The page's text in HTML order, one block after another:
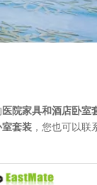
医院家具和酒店卧室
室套装 ，您也可以联